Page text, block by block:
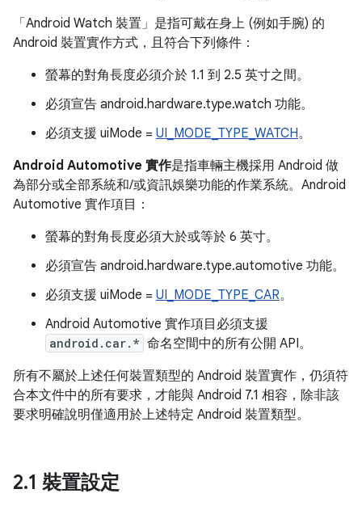
「Android Watch 裝置」 是指可戴在身上 (例如手腕) 的
Android 裝置實作方式，且符合下列條件：
螢幕的對角長度必須介於 1.1 到 2.5 英寸之間。
必須宣告 android.hardware.type.watch 功能。
必須支援 uiMode = UI_MODE_TYPE_WATCH。
Android Automotive 實作是指車輛主機採用 Android 做
為部分或全部系統和/或資訊娛樂功能的作業系統。Android
Automotive 實作項目：
螢幕的對角長度必須大於或等於 6 英寸。
必須宣告 android.hardware.type.automotive 功能。
必須支援 uiMode = UI_MODE_TYPE_CAR。
Android Automotive 實作項目必須支援
android.car.* 命名空間中的所有公開 API。
所有不屬於上述任何裝置類型的 Android 裝置實作，仍須符
合本文件中的所有要求，才能與 Android 7.1 相容，除非該
要求明確說明僅適用於上述特定 Android 裝置類型。
2.1 裝置設定